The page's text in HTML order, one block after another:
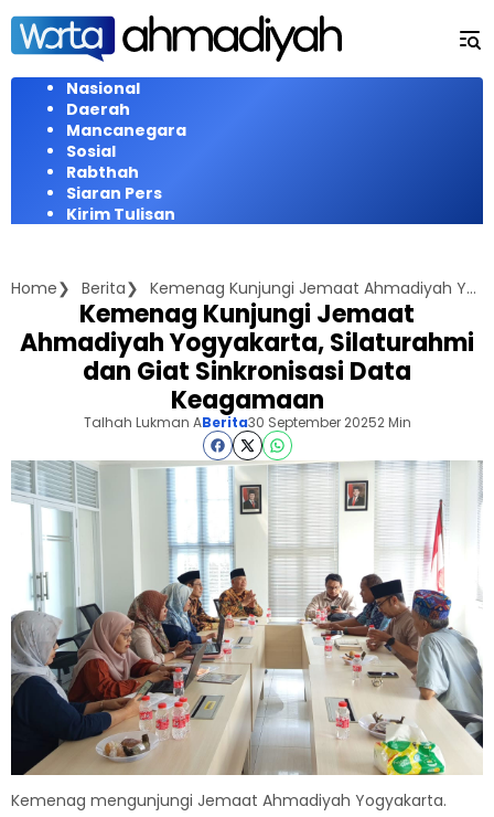
Langsung
konten
Nasional
Daerah
Mancanegara
Sosial
Rabthah
Siaran Pers
Kirim Tulisan
Home Berita Kemenag Kunjungi Jemaat Ahmadiyah Yogyakarta, Silaturahmi dan Giat Sinkronisasi Data Keagamaan
Kemenag Kunjungi Jemaat
Ahmadiyah Yogyakarta, Silaturahmi
dan Giat Sinkronisasi Data
Keagamaan
Talhah Lukman ABerita30 September 20252 Min
Kemenag mengunjungi Jemaat Ahmadiyah Yogyakarta.